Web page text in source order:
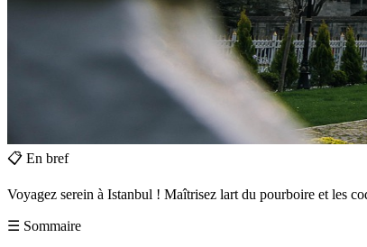
📋 En bref
Voyagez serein à Istanbul ! Maîtrisez lart du pourboire et les
☰ Sommaire